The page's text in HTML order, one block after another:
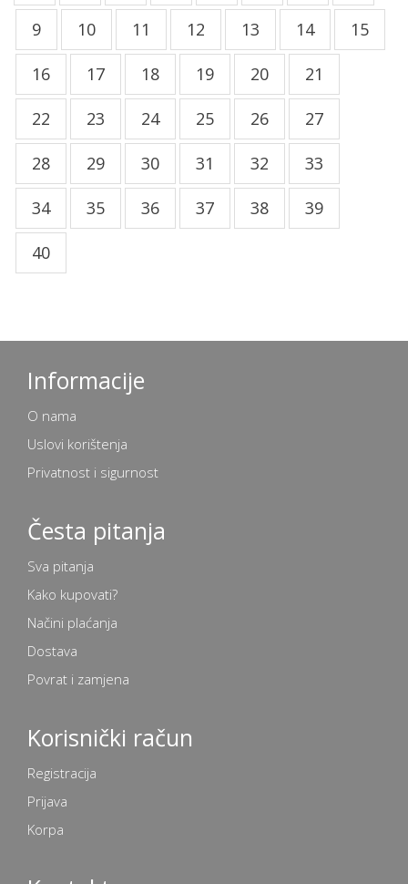
9 10 11 12 13 14 15
16 17 18 19 20 21
22 23 24 25 26 27
28 29 30 31 32 33
34 35 36 37 38 39
40
Informacije
O nama
Uslovi korištenja
Privatnost i sigurnost
Česta pitanja
Sva pitanja
Kako kupovati?
Načini plaćanja
Dostava
Povrat i zamjena
Korisnički račun
Registracija
Prijava
Korpa